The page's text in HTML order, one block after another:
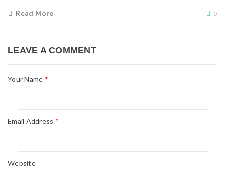
Read More 0
LEAVE A COMMENT
Your Name *
Email Address *
Website